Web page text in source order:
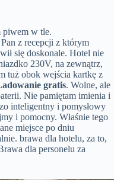
piwem w tle.
z recepcji z którym
się doskonale. Hotel nie
230V, na zewnątrz,
tuż obok wejścia kartkę z
gratis. Wolne, ale
Nie pamiętam imienia i
inteligentny i pomysłowy
i pomocny. Właśnie tego
miejsce po dniu
brawa dla hotelu, za to,
dla personelu za